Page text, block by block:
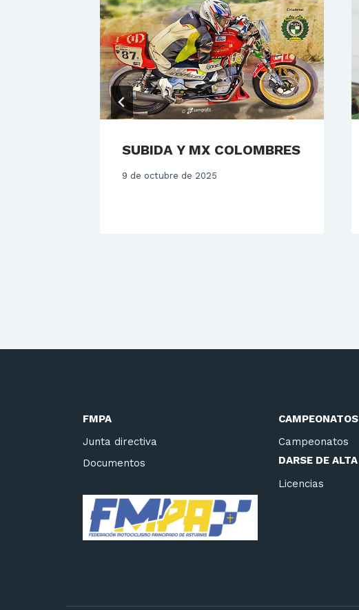
SUBIDA Y MX COLOMBRES
9 de octubre de 2025
FMPA
Junta directiva
Documentos
CAMPEONATOS
Campeonatos
DARSE DE ALTA
Licencias